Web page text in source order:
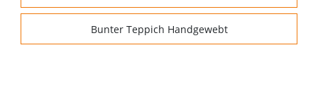
Bunter Teppich Handgewebt